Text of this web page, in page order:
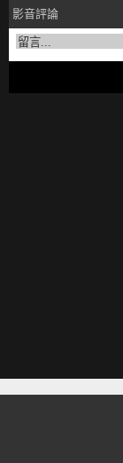
影音評論